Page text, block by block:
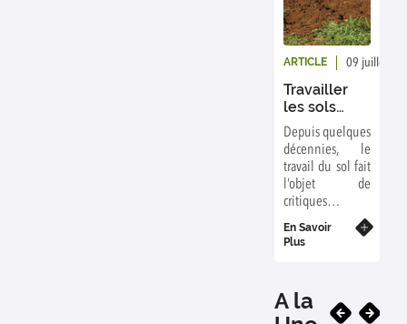
ARTICLE 09 juillet
Travailler
les sols
n’est pas
toujours
mauvais
pour le
climat et
limite le
recours aux
pesticides
Depuis quelques
décennies, le
travail du sol fait
l’objet de
critiques
croissantes. Un
travail trop
minéralisation et
En Savoir
Plus
A la